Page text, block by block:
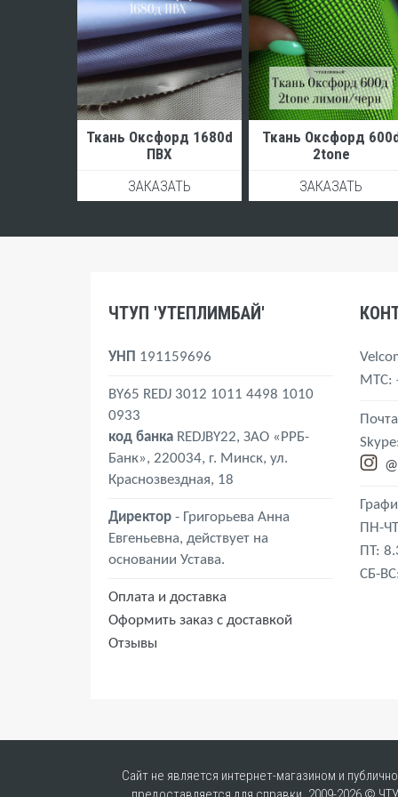
Ткань Оксфорд 1680d
ПВХ
ЗАКАЗАТЬ
Ткань Оксфорд
2tone
ЗАКАЗАТЬ
ЧТУП 'УТЕПЛИМБАЙ'
УНП 191159696
BY65 REDJ 3012 1011 4498 1010
0933
код банка REDJBY22, ЗАО «РРБ-
Банк», 220034, г. Минск, ул.
Краснозвездная, 18
Директор - Григорьева Анна
Евгеньевна, действует на
основании Устава.
Оплата и доставка
Оформить заказ с доставкой
Отзывы
MTС:
Skype:
@
ПН-
ПТ:
СБ-
Сайт не является интернет-магазином и